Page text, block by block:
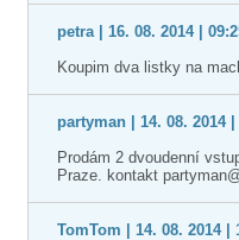
petra | 16. 08. 2014 |
Koupim dva listky na
partyman | 14. 08. 2014 |
Prodám 2 dvoudenní
Praze. kontakt
TomTom | 14. 08. 2014 |